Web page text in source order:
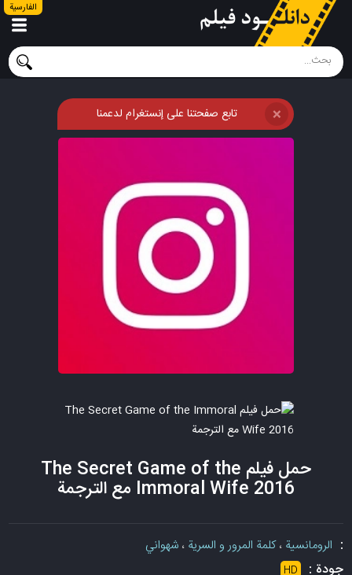
الفارسية
تابع صفحتنا على إنستغرام لدعمنا ❌
حمل فيلم The Secret Game of the
Immoral Wife 2016 مع الترجمة
: الرومانسية ،كلمة المرور و السرية ،شهواني
جودة : HD